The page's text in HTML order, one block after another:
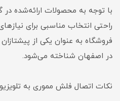
با توجه به محصولات ارائه‌شده در
راحتی انتخاب مناسبی برای
فروشگاه به عنوان یکی از
در اصفهان شناخته می‌شود.
نکات اتصال فلش مموری به